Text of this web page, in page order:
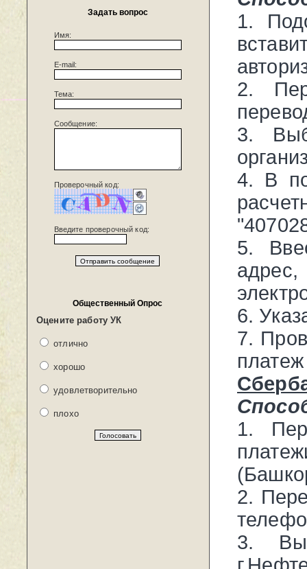
Задать вопрос
Имя:
E-mail:
Тема:
Сообщение:
Проверочный код:
Введите проверочный код:
Общественный Опрос
Оцените работу УК
отлично
хорошо
удовлетворительно
плохо
1.
2.
3.
4. В
5.
6.
7.
платеж
1.
2.
3.